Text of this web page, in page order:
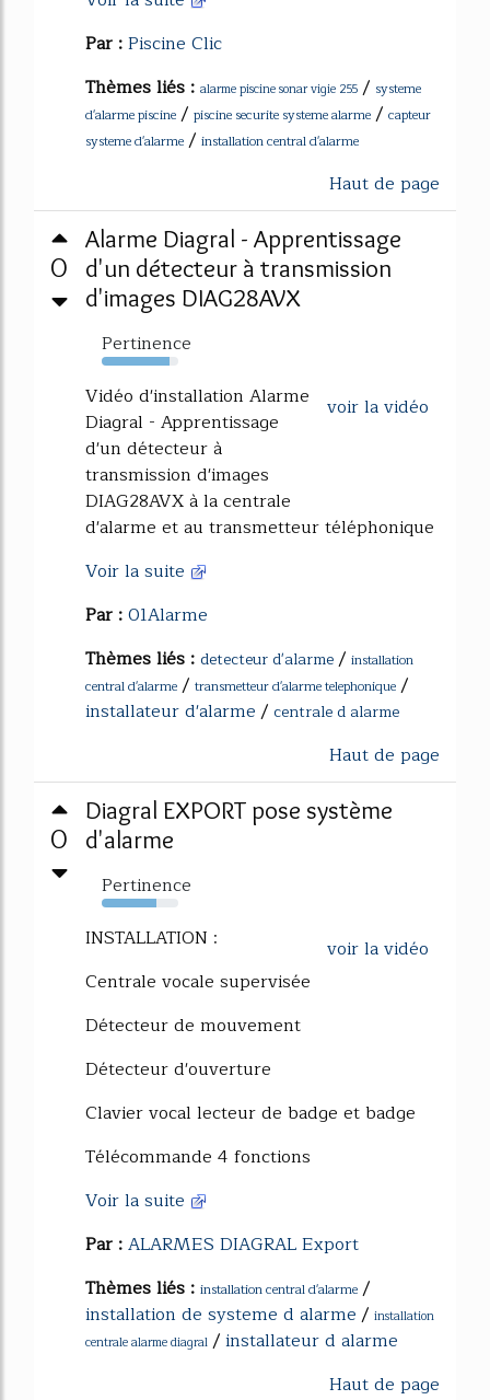
Par :Piscine Clic
Thèmes liés : alarme piscine sonar vigie 255 / systeme
d'alarme piscine / piscine securite systeme alarme / capteur
systeme d'alarme / installation central d'alarme
Haut de page
0
Alarme Diagral - Apprentissage
d'un détecteur à transmission
d'images DIAG28AVX
Pertinence
89%
voir la vidéo
Vidéo d'installation Alarme
Diagral - Apprentissage
d'un détecteur à
transmission d'images
DIAG28AVX à la centrale
d'alarme et au transmetteur téléphonique
Voir la suite
Par :01Alarme
Thèmes liés : detecteur d'alarme/ installation
central d'alarme / transmetteur d'alarme telephonique /
installateur d'alarme/ centrale d alarme
Haut de page
0
Diagral EXPORT pose système
d'alarme
Pertinence
72%
voir la vidéo
INSTALLATION :
Centrale vocale supervisée
Détecteur de mouvement
Détecteur d'ouverture
Clavier vocal lecteur de badge et badge
Télécommande 4 fonctions
Voir la suite
Par :ALARMES DIAGRAL Export
Thèmes liés : installation central d'alarme /
installation de systeme d alarme/ installation
centrale alarme diagral /installateur d alarme
Haut de page